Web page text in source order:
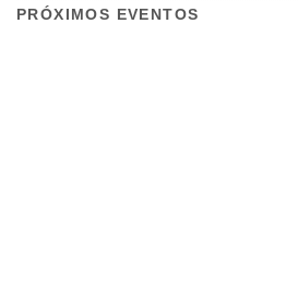
PRÓXIMOS EVENTOS